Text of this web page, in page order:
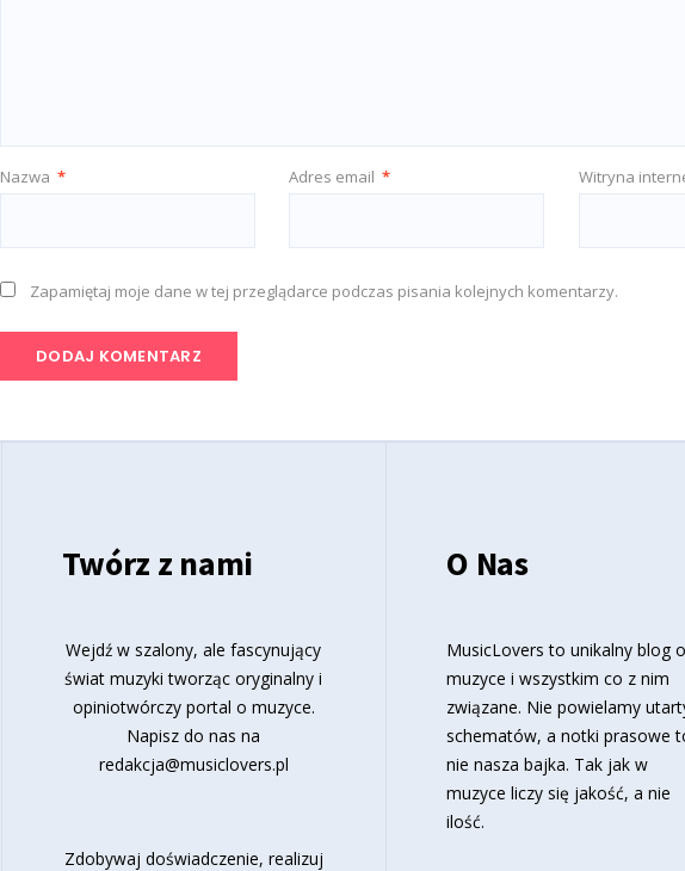
Nazwa * Adres email * Witryna
Zapamiętaj moje dane w tej przeglądarce podczas pisania kolejnych komentarzy.
Twórz z nami
Wejdź w szalony, ale fascynujący
świat muzyki tworząc oryginalny i
opiniotwórczy portal o muzyce.
Napisz do nas na
redakcja@musiclovers.pl
Zdobywaj doświadczenie, realizuj
O Nas
MusicLovers to unikalny blog o
muzyce i wszystkim co z nim
związane. Nie powielamy
schematów, a notki prasowe
nie nasza bajka. Tak jak w
muzyce liczy się jakość, a nie
ilość.